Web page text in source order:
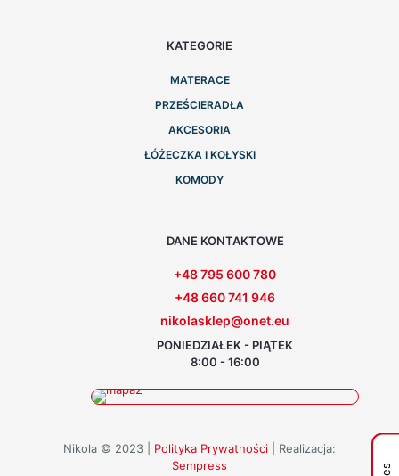
KATEGORIE
MATERACE
PRZEŚCIERADŁA
AKCESORIA
ŁÓŻECZKA I KOŁYSKI
KOMODY
DANE KONTAKTOWE
+48 795 600 780
+48 660 741 946
nikolasklep@onet.eu
PONIEDZIAŁEK - PIĄTEK
8:00 - 16:00
Nikola © 2023 | Polityka Prywatności | Realizacja:
Sempress